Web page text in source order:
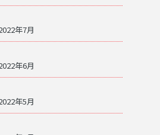
年7月
年6月
年5月